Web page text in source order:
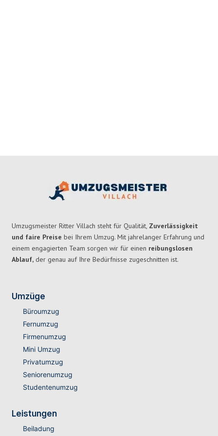
Umzugsmeister Ritter Villach steht für Qualität, Zuverlässigkeit
und faire Preise bei Ihrem Umzug. Mit jahrelanger Erfahrung und
einem engagierten Team sorgen wir für einen reibungslosen
Ablauf, der genau auf Ihre Bedürfnisse zugeschnitten ist.
Umzüge
Büroumzug
Fernumzug
Firmenumzug
Mini Umzug
Privatumzug
Seniorenumzug
Studentenumzug
Leistungen
Beiladung